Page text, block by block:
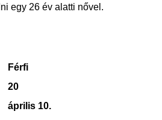
egy 26 év alatti nővel.
Férfi
20
április 10.